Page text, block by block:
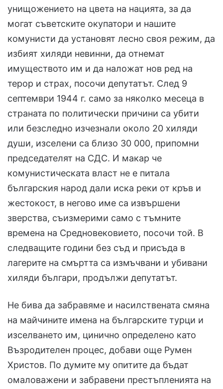
унищожението на цвета на нацията, за да
могат съветските окупатори и нашите
комунисти да установят лесно своя режим, да
избият хиляди невинни, да отнемат
имуществото им и да наложат нов ред на
терор и страх, посочи депутатът. След 9
септември 1944 г. само за няколко месеца в
страната по политически причини са убити
или безследно изчезнали около 20 хиляди
души, изселени са близо 30 000, припомни
председателят на СДС. И макар че
комунистическата власт не е питала
българския народ дали иска реки от кръв и
жестокост, в негово име са извършени
зверства, съизмерими само с тъмните
времена на Средновековието, посочи той. В
следващите години без съд и присъда в
лагерите на смъртта са измъчвани и убивани
хиляди българи, продължи депутатът.
Не бива да забравяме и насилствената смяна
на майчините имена на българските турци и
изселването им, цинично определено като
Възродителен процес, добави още Румен
Христов. По думите му опитите да бъдат
омаловажени и забравени престъпленията на